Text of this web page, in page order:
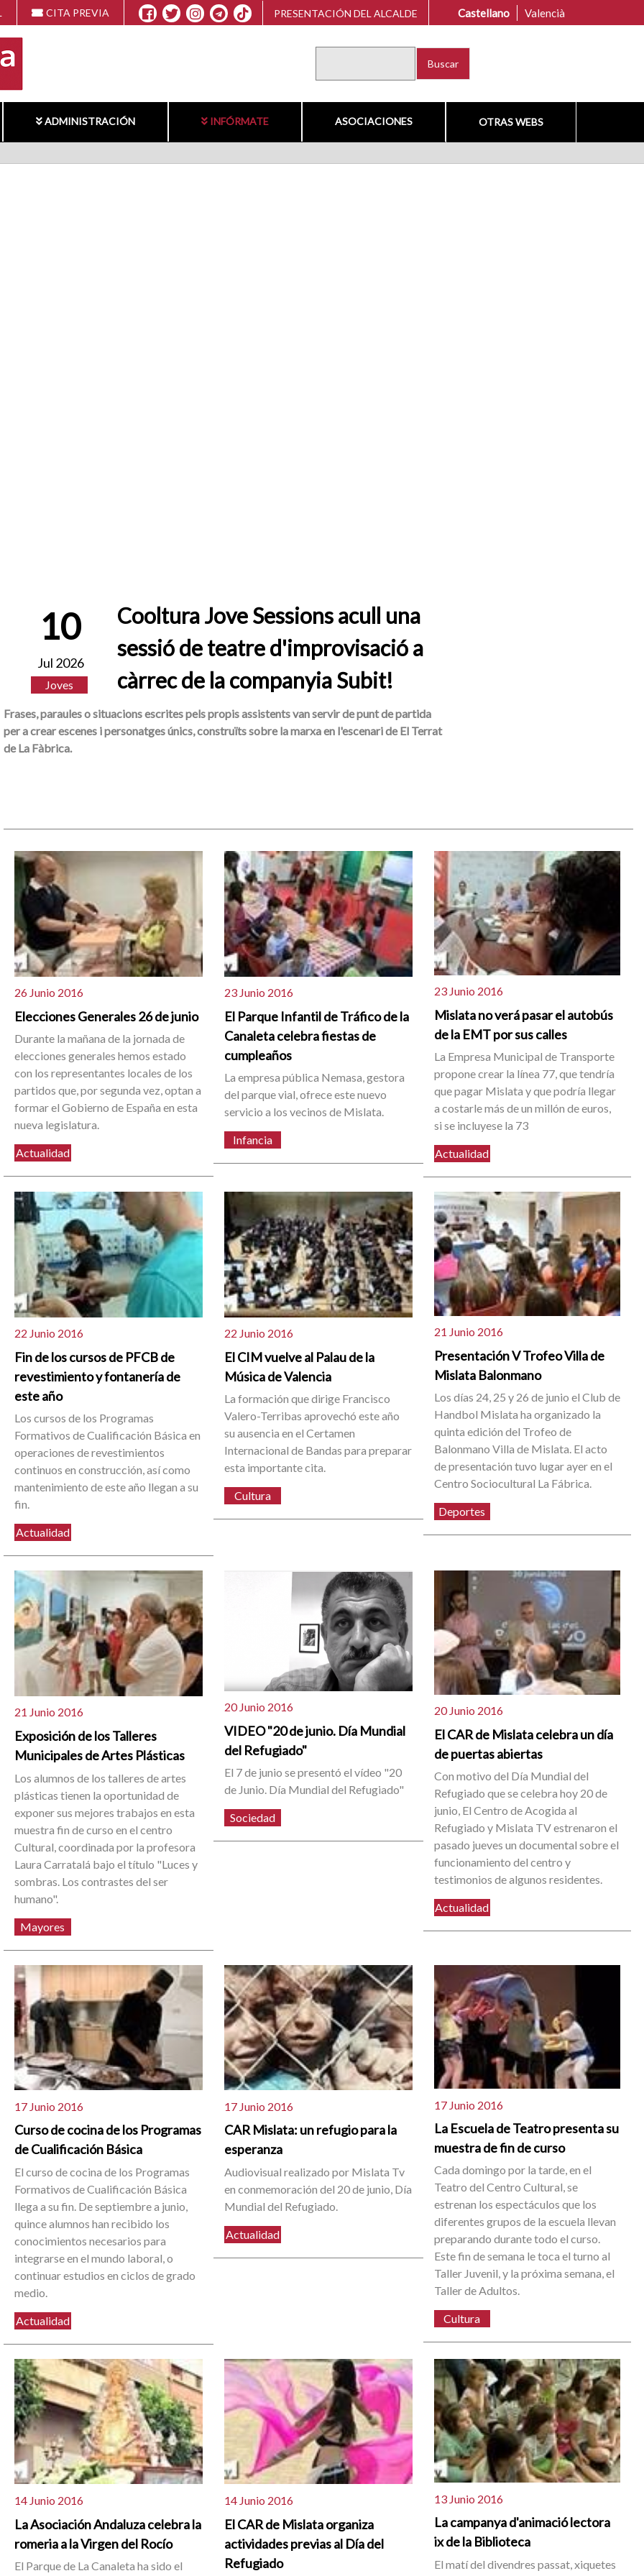
CITA PREVIA PRESENTACIÓN DEL ALCALDE Castellano Valencià
ADMINISTRACIÓN INFÓRMATE ASOCIACIONES OTRAS WEBS
10
Jul 2026
Joves
Cooltura Jove Sessions acull una
sessió de teatre d'improvisació a
càrrec de la companyia Subit!
Frases, paraules o situacions escrites pels propis assistents van servir de punt de partida
per a crear escenes i personatges únics, construïts sobre la marxa en l'escenari de El Terrat
de La Fàbrica.
26 Junio 2016
Elecciones Generales 26 de junio
Durante la mañana de la jornada de
elecciones generales hemos estado
con los representantes locales de los
partidos que, por segunda vez, optan a
formar el Gobierno de España en esta
nueva legislatura.
Actualidad
23 Junio 2016
El Parque Infantil de Tráfico de la
Canaleta celebra fiestas de
cumpleaños
La empresa pública Nemasa, gestora
del parque vial, ofrece este nuevo
servicio a los vecinos de Mislata.
Infancia
23 Junio 2016
Mislata no verá pasar el autobús
de la EMT por sus calles
La Empresa Municipal de Transporte
propone crear la línea 77, que tendría
que pagar Mislata y que podría llegar
a costarle más de un millón de euros,
si se incluyese la 73
Actualidad
22 Junio 2016
Fin de los cursos de PFCB de
revestimiento y fontanería de
este año
Los cursos de los Programas
Formativos de Cualificación Básica en
operaciones de revestimientos
continuos en construcción, así como
mantenimiento de este año llegan a su
fin.
Actualidad
22 Junio 2016
El CIM vuelve al Palau de la
Música de Valencia
La formación que dirige Francisco
Valero-Terribas aprovechó este año
su ausencia en el Certamen
Internacional de Bandas para preparar
esta importante cita.
Cultura
21 Junio 2016
Presentación V Trofeo Villa de
Mislata Balonmano
Los días 24, 25 y 26 de junio el Club de
Handbol Mislata ha organizado la
quinta edición del Trofeo de
Balonmano Villa de Mislata. El acto
de presentación tuvo lugar ayer en el
Centro Sociocultural La Fábrica.
Deportes
21 Junio 2016
Exposición de los Talleres
Municipales de Artes Plásticas
Los alumnos de los talleres de artes
plásticas tienen la oportunidad de
exponer sus mejores trabajos en esta
muestra fin de curso en el centro
Cultural, coordinada por la profesora
Laura Carratalá bajo el título "Luces y
sombras. Los contrastes del ser
humano".
Mayores
20 Junio 2016
VIDEO "20 de junio. Día Mundial
del Refugiado"
El 7 de junio se presentó el vídeo "20
de Junio. Día Mundial del Refugiado"
Sociedad
20 Junio 2016
El CAR de Mislata celebra un día
de puertas abiertas
Con motivo del Día Mundial del
Refugiado que se celebra hoy 20 de
junio, El Centro de Acogida al
Refugiado y Mislata TV estrenaron el
pasado jueves un documental sobre el
funcionamiento del centro y
testimonios de algunos residentes.
Actualidad
17 Junio 2016
Curso de cocina de los Programas
de Cualificación Básica
El curso de cocina de los Programas
Formativos de Cualificación Básica
llega a su fin. De septiembre a junio,
quince alumnos han recibido los
conocimientos necesarios para
integrarse en el mundo laboral, o
continuar estudios en ciclos de grado
medio.
Actualidad
17 Junio 2016
CAR Mislata: un refugio para la
esperanza
Audiovisual realizado por Mislata Tv
en conmemoración del 20 de junio, Día
Mundial del Refugiado.
Actualidad
17 Junio 2016
La Escuela de Teatro presenta su
muestra de fin de curso
Cada domingo por la tarde, en el
Teatro del Centro Cultural, se
estrenan los espectáculos que los
diferentes grupos de la escuela llevan
preparando durante todo el curso.
Este fin de semana le toca el turno al
Taller Juvenil, y la próxima semana, el
Taller de Adultos.
Cultura
14 Junio 2016
La Asociación Andaluza celebra la
romeria a la Virgen del Rocío
El Parque de La Canaleta ha sido el
14 Junio 2016
El CAR de Mislata organiza
actividades previas al Día del
Refugiado
13 Junio 2016
La campanya d'animació lectora
ix de la Biblioteca
El matí del divendres passat, xiquetes